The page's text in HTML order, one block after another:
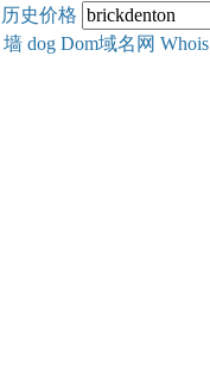
历史价格
墙 dog Dom域名网 Whois